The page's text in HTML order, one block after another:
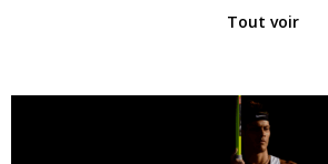
Tout voir